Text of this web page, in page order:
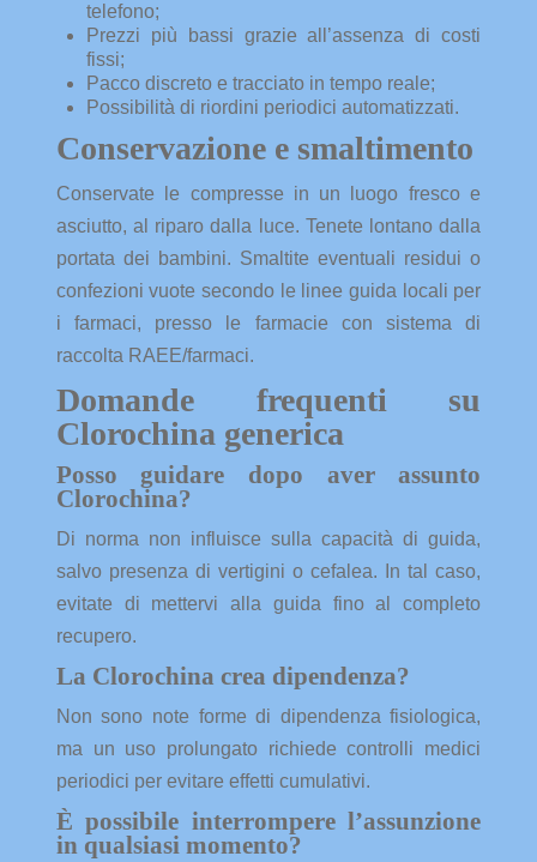
telefono;
Prezzi più bassi grazie all’assenza di costi
fissi;
Pacco discreto e tracciato in tempo reale;
Possibilità di riordini periodici automatizzati.
Conservazione e smaltimento
Conservate le compresse in un luogo fresco e
asciutto, al riparo dalla luce. Tenete lontano dalla
portata dei bambini. Smaltite eventuali residui o
confezioni vuote secondo le linee guida locali per
i farmaci, presso le farmacie con sistema di
raccolta RAEE/farmaci.
Domande frequenti su
Clorochina generica
Posso guidare dopo aver assunto
Clorochina?
Di norma non influisce sulla capacità di guida,
salvo presenza di vertigini o cefalea. In tal caso,
evitate di mettervi alla guida fino al completo
recupero.
La Clorochina crea dipendenza?
Non sono note forme di dipendenza fisiologica,
ma un uso prolungato richiede controlli medici
periodici per evitare effetti cumulativi.
È possibile interrompere l’assunzione
in qualsiasi momento?